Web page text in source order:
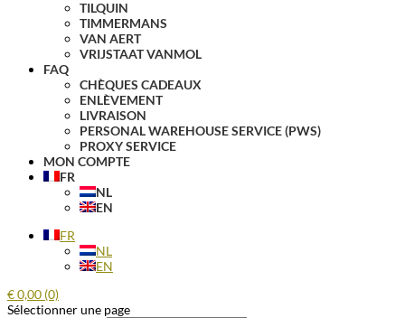
TILQUIN
TIMMERMANS
VAN AERT
VRIJSTAAT VANMOL
FAQ
CHÈQUES CADEAUX
ENLÈVEMENT
LIVRAISON
PERSONAL WAREHOUSE SERVICE (PWS)
PROXY SERVICE
MON COMPTE
FR
NL
EN
FR
NL
EN
€0,00 (0)
Sélectionner une page